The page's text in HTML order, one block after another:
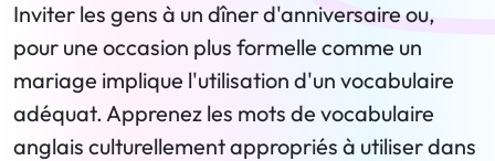
Inviter les gens à un dîner d'anniversaire ou,
pour une occasion plus formelle comme un
mariage implique l'utilisation d'un vocabulaire
adéquat. Apprenez les mots de vocabulaire
anglais culturellement appropriés à utiliser dans